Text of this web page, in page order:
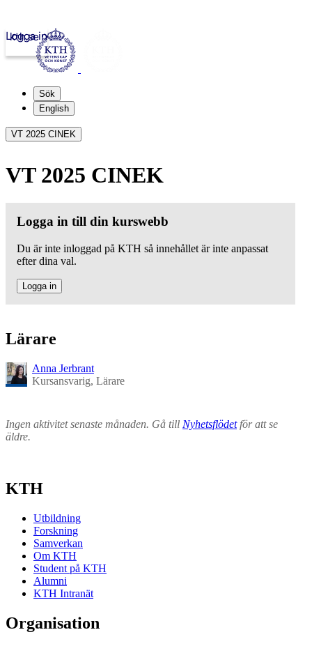
kth.se
Logga in
Sök
English
VT 2025 CINEK
VT 2025 CINEK
Logga in till din kurswebb
Du är inte inloggad på KTH så innehållet är inte anpassat
efter dina val.
Logga in
Lärare
Anna Jerbrant
Kursansvarig, Lärare
Ingen aktivitet senaste månaden. Gå till Nyhetsflödetför att se
äldre.
KTH
Utbildning
Forskning
Samverkan
Om KTH
Student på KTH
Alumni
KTH Intranät
Organisation